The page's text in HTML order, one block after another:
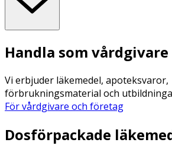
Handla som
Vi erbjuder läkemedel, apoteksvaror,
förbrukningsmaterial och
För vårdgivare och företag
Dosförpackade